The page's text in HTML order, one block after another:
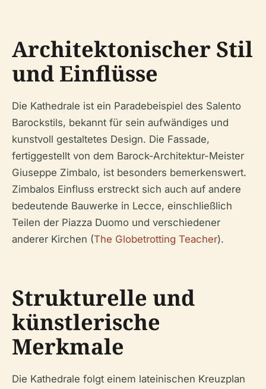
Architektonischer Stil
und Einflüsse
Die Kathedrale ist ein Paradebeispiel des Salento
Barockstils, bekannt für sein aufwändiges und
kunstvoll gestaltetes Design. Die Fassade,
fertiggestellt von dem Barock-Architektur-Meister
Giuseppe Zimbalo, ist besonders bemerkenswert.
Zimbalos Einfluss erstreckt sich auch auf andere
bedeutende Bauwerke in Lecce, einschließlich
Teilen der Piazza Duomo und verschiedener
anderer Kirchen (The Globetrotting Teacher).
Strukturelle und
künstlerische
Merkmale
Die Kathedrale folgt einem lateinischen Kreuzplan